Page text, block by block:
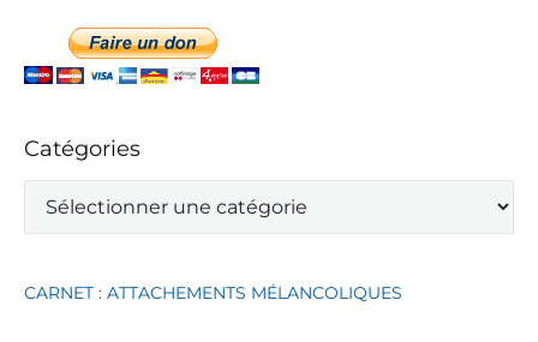
Catégories
t
o
CARNET : ATTACHEMENTS MÉLANCOLIQUES